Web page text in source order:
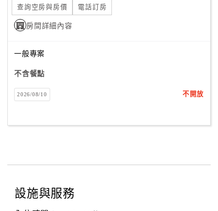
查詢空房與房價 電話訂房
房間詳細內容
一般專案
不含餐點
2026/08/10 不開放
設施與服務